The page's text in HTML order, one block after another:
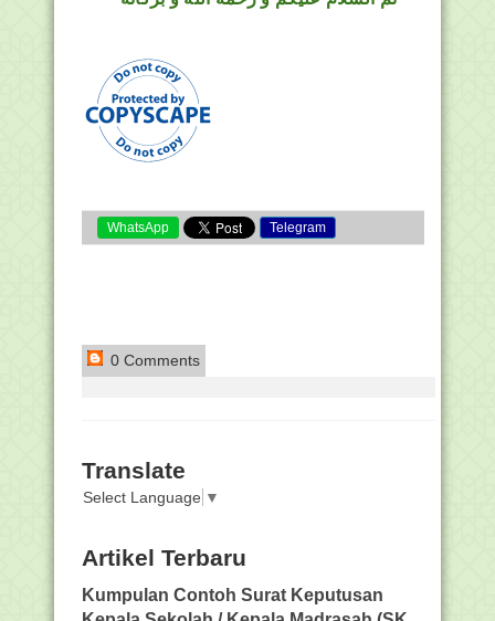
WhatsApp Telegram
0 Comments
Translate
Select Language ▼
Artikel Terbaru
Kumpulan Contoh Surat Keputusan